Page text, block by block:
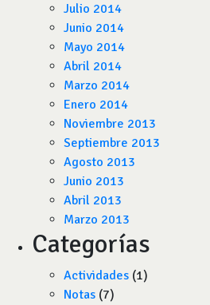
Julio 2014
Junio 2014
Mayo 2014
Abril 2014
Marzo 2014
Enero 2014
Noviembre 2013
Septiembre 2013
Agosto 2013
Junio 2013
Abril 2013
Marzo 2013
Categorías
Actividades (1)
Notas (7)